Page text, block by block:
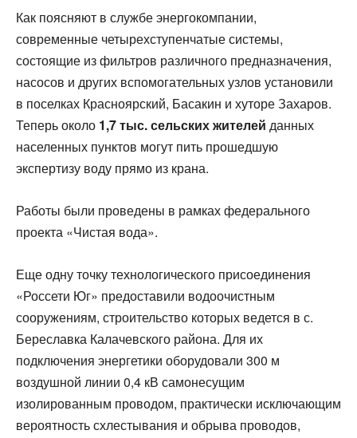
Как поясняют в службе энергокомпании,
современные четырехступенчатые системы,
состоящие из фильтров различного предназначения,
насосов и других вспомогательных узлов установили
в поселках Красноярский, Басакин и хуторе Захаров.
Теперь около 1,7 тыс. сельских жителей данных
населенных пунктов могут пить прошедшую
экспертизу воду прямо из крана.
Работы были проведены в рамках федерального
проекта «Чистая вода».
Еще одну точку технологического присоединения
«Россети Юг» предоставили водоочистным
сооружениям, строительство которых ведется в с.
Береславка Калачевского района. Для их
подключения энергетики оборудовали 300 м
воздушной линии 0,4 кВ самонесущим
изолированным проводом, практически исключающим
вероятность схлестывания и обрыва проводов,